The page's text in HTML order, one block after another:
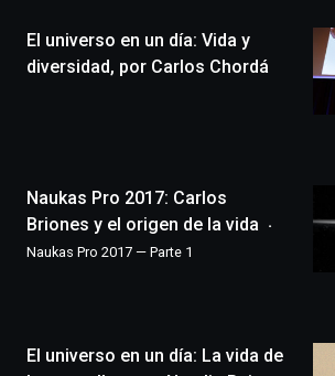
novena
edición
un
festival
monólogos,
exposiciones,
El universo en un día: Vida y
diversidad, por Carlos Chordá
Naukas Pro 2017: Carlos
Briones y el origen de la vida
Naukas Pro 2017 — Parte 1
El universo en un día: La vida de